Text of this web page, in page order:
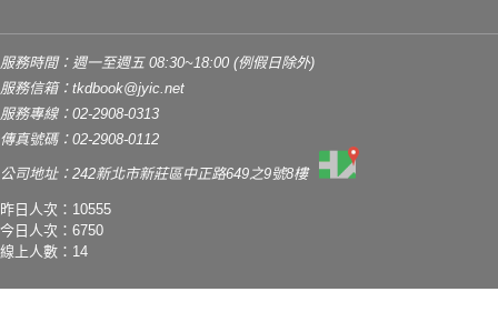
服務時間：週一至週五 08:30~18:00 (例假日除外)
服務信箱： tkdbook@jyic.net
服務專線：02-2908-0313
傳真號碼：02-2908-0112
公司地址：242新北市新莊區中正路649之9號8樓
昨日人次：10555
今日人次：6750
線上人數：14